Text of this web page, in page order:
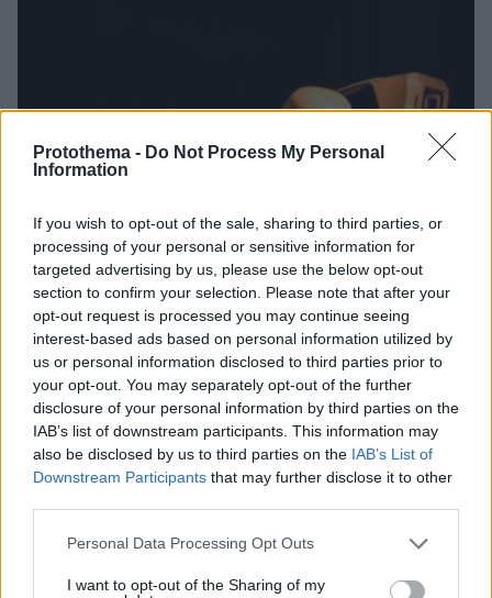
Protothema - Do Not Process My Personal
Information
If you wish to opt-out of the sale, sharing to third parties, or
processing of your personal or sensitive information for
targeted advertising by us, please use the below opt-out
section to confirm your selection. Please note that after your
opt-out request is processed you may continue seeing
interest-based ads based on personal information utilized by
us or personal information disclosed to third parties prior to
your opt-out. You may separately opt-out of the further
disclosure of your personal information by third parties on the
IAB’s list of downstream participants. This information may
also be disclosed by us to third parties on the IAB’s List of
Downstream Participants that may further disclose it to other
Please note that this website/app uses one or more Google
not limited to your visit or usage behaviour. You may click to
Personal Data Processing Opt Outs
I want to opt-out of the Sharing of my
27.07.2026, 06:00
Η Smart φοιτητική κατοικία στην καρδιά της Αθήνας
03.08.2026, 10:56